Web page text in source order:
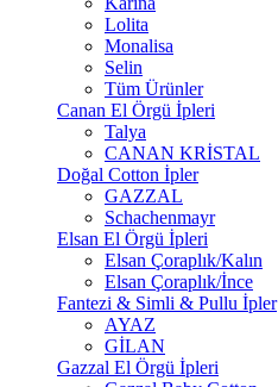
Lolita
Monalisa
Selin
Tüm Ürünler
Canan El Örgü İpleri
Talya
CANAN KRİSTAL
Doğal Cotton İpler
GAZZAL
Schachenmayr
Elsan El Örgü İpleri
Elsan Çoraplık/Kalın
Elsan Çoraplık/İnce
Fantezi & Simli & Pullu İpler
AYAZ
GİLAN
Gazzal El Örgü İpleri